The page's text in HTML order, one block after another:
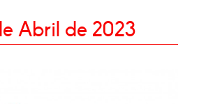
Abril de 2023